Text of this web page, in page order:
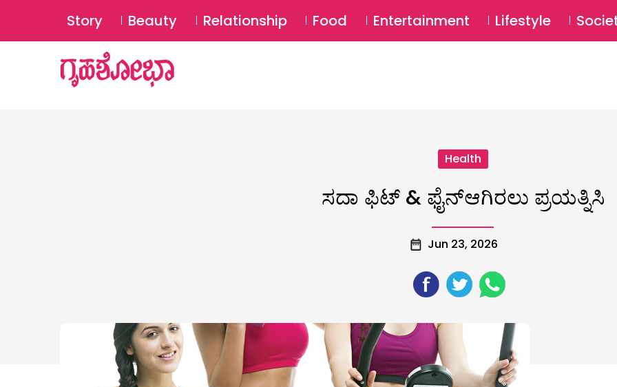
Story Beauty Relationship Food Entertainment Lifestyle
Health
ಸದಾ ಫಿಟ್‌ & ಫೈನ್‌ಆಗಿರಲು ಪ್ರಯತ್ನಿಸಿ
Jun 23, 2026